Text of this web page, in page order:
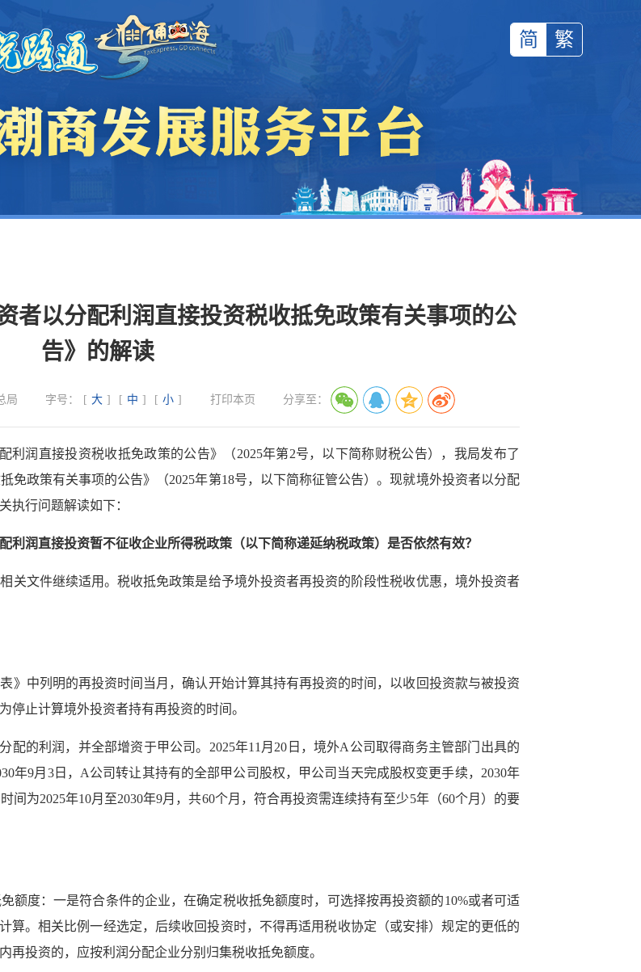
简 繁
者以分配利润直接投资税收抵免政策有关事项的公
告》的解读
局 字号： [ 大 ] [ 中 ] [ 小 ] 打印本页 分享至：
利润直接投资税收抵免政策的公告》（2025年第2号，以下简称财税公告），我局发布了
免政策有关事项的公告》（2025年第18号，以下简称征管公告）。现就境外投资者以分配
执行问题解读如下：
润直接投资暂不征收企业所得税政策（以下简称递延纳税政策）是否依然有效？
关文件继续适用。税收抵免政策是给予境外投资者再投资的阶段性税收优惠，境外投资者
》中列明的再投资时间当月，确认开始计算其持有再投资的时间，以收回投资款与被投资
停止计算境外投资者持有再投资的时间。
配的利润，并全部增资于甲公司。2025年11月20日，境外A公司取得商务主管部门出具的
年9月3日，A公司转让其持有的全部甲公司股权，甲公司当天完成股权变更手续，2030年
为2025年10月至2030年9月，共60个月，符合再投资需连续持有至少5年（60个月）的要
额度：一是符合条件的企业，在确定税收抵免额度时，可选择按再投资额的10%或者可适
算。相关比例一经选定，后续收回投资时，不得再适用税收协定（或安排）规定的更低的
投资的，应按利润分配企业分别归集税收抵免额度。